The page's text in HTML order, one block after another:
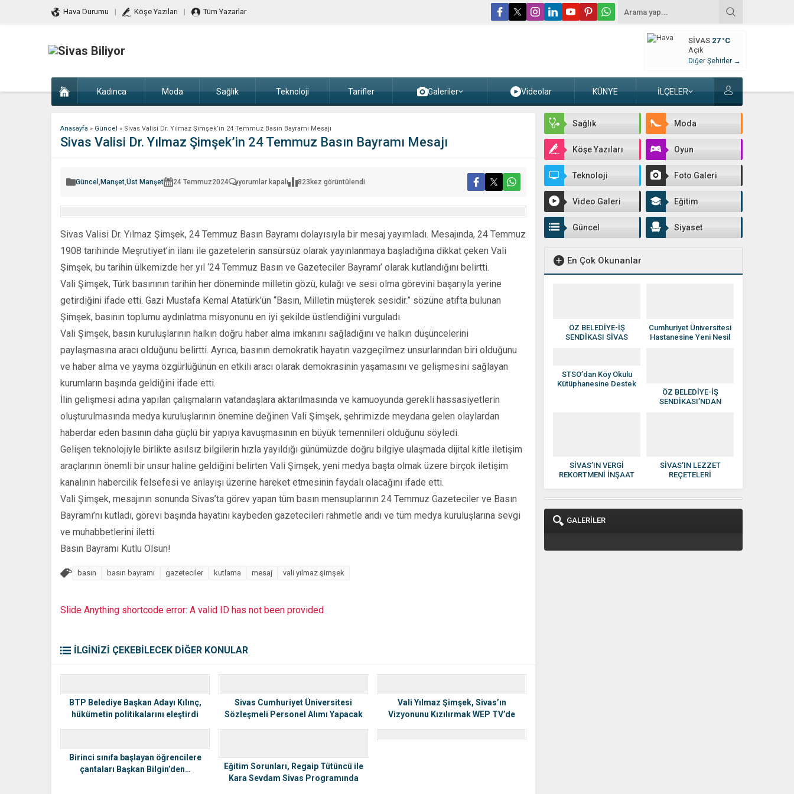
Hava Durumu Köşe Yazıları Tüm Yazarlar
SIVAS 27 °C
Açık
Diğer Şehirler →
Kadınca Moda Sağlık Teknoloji Tarifler Galeriler Videolar KÜNYE İLÇELER
Anasayfa » Güncel » Sivas Valisi Dr. Yılmaz Şimşek’in 24 Temmuz Basın Bayramı Mesajı
Sivas Valisi Dr. Yılmaz Şimşek’in 24 Temmuz Basın Bayramı Mesajı
Güncel , Manşet,Üst Manşet 24 Temmuz2024
Sivas
Yılmaz
Temmuz
Basın
Bayramı
Mesajı
için
yorumlar kapalı 823 kez görüntülendi.
Sivas Valisi Dr. Yılmaz Şimşek, 24 Temmuz Basın Bayramı dolayısıyla bir mesaj yayımladı. Mesajında, 24 Temmuz
1908 tarihinde Meşrutiyet’in ilanı ile gazetelerin sansürsüz olarak yayınlanmaya başladığına dikkat çeken Vali
Şimşek, bu tarihin ülkemizde her yıl ‘24 Temmuz Basın ve Gazeteciler Bayramı’ olarak kutlandığını belirtti.
Vali Şimşek, Türk basınının tarihin her döneminde milletin gözü, kulağı ve sesi olma görevini başarıyla yerine
getirdiğini ifade etti. Gazi Mustafa Kemal Atatürk’ün “Basın, Milletin müşterek sesidir.” sözüne atıfta bulunan
Şimşek, basının toplumu aydınlatma misyonunu en iyi şekilde üstlendiğini vurguladı.
Vali Şimşek, basın kuruluşlarının halkın doğru haber alma imkanını sağladığını ve halkın düşüncelerini
paylaşmasına aracı olduğunu belirtti. Ayrıca, basının demokratik hayatın vazgeçilmez unsurlarından biri olduğunu
ve haber alma ve yayma özgürlüğünün en etkili aracı olarak demokrasinin yaşamasını ve gelişmesini sağlayan
kurumların başında geldiğini ifade etti.
İlin gelişmesi adına yapılan çalışmaların vatandaşlara aktarılmasında ve kamuoyunda gerekli hassasiyetlerin
oluşturulmasında medya kuruluşlarının önemine değinen Vali Şimşek, şehrimizde meydana gelen olaylardan
haberdar eden basının daha güçlü bir yapıya kavuşmasının en büyük temennileri olduğunu söyledi.
Gelişen teknolojiyle birlikte asılsız bilgilerin hızla yayıldığı günümüzde doğru bilgiye ulaşmada dijital kitle iletişim
araçlarının önemli bir unsur haline geldiğini belirten Vali Şimşek, yeni medya başta olmak üzere birçok iletişim
kanalının habercilik felsefesi ve anlayışı üzerine hareket etmesinin faydalı olacağını ifade etti.
Vali Şimşek, mesajının sonunda Sivas’ta görev yapan tüm basın mensuplarının 24 Temmuz Gazeteciler ve Basın
Bayramı’nı kutladı, görevi başında hayatını kaybeden gazetecileri rahmetle andı ve tüm medya kuruluşlarına sevgi
ve muhabbetlerini iletti.
Basın Bayramı Kutlu Olsun!
basın basın bayramı gazeteciler kutlama mesaj vali yılmaz şimşek
Slide Anything shortcode error: A valid ID has not been provided
İLGİNİZİ ÇEKEBİLECEK DİĞER KONULAR
BTP Belediye Başkan Adayı Kılınç,
hükümetin politikalarını eleştirdi
Sivas Cumhuriyet Üniversitesi
Sözleşmeli Personel Alımı Yapacak
Vali Yılmaz Şimşek, Sivas’ın
Vizyonunu Kızılırmak WEP TV’de
Birinci sınıfa başlayan öğrencilere
çantaları Başkan Bilgin’den…
Eğitim Sorunları, Regaip Tütüncü ile
Kara Sevdam Sivas Programında
Sağlık Moda
Köşe Yazıları Oyun
Teknoloji Foto Galeri
Video Galeri Eğitim
Güncel Siyaset
En Çok Okunanlar
ÖZ BELEDİYE-İŞ
SENDİKASI SİVAS
Cumhuriyet Üniversitesi
Hastanesine Yeni Nesil
STSO’dan Köy Okulu
Kütüphanesine Destek
ÖZ BELEDİYE-İŞ
SENDİKASI’NDAN
SİVAS’IN VERGİ
REKORTMENİ İNŞAAT
SİVAS’IN LEZZET
REÇETELERİ
GALERİLER